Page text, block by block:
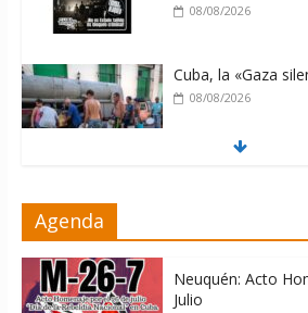
08/08/2026
Cuba, la «Gaza
08/08/2026
exportar ideas; es
10/08/2026
Agenda
Neuquén: Acto
Julio